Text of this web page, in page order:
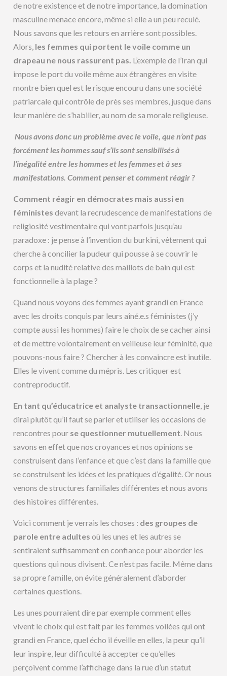
de notre existence et de notre importance, la domination
masculine menace encore, même si elle a un peu reculé.
Nous savons que les retours en arrière sont possibles.
Alors, les femmes qui portent le voile comme un
drapeau ne nous rassurent pas. L’exemple de l’Iran qui
impose le port du voile même aux étrangères en visite
montre bien quel est le risque encouru dans une société
patriarcale qui contrôle de près ses membres, jusque dans
leur manière de s’habiller, au nom de sa morale religieuse.
Nous avons donc un problème avec le voile, que n’ont pas
forcément les hommes sauf s’ils sont sensibilisés à
l’inégalité entre les hommes et les femmes et à ses
manifestations. Comment penser et comment réagir ?
Comment réagir en démocrates mais aussi en
féministes devant la recrudescence de manifestations de
religiosité vestimentaire qui vont parfois jusqu’au
paradoxe : je pense à l’invention du burkini, vêtement qui
cherche à concilier la pudeur qui pousse à se couvrir le
corps et la nudité relative des maillots de bain qui est
fonctionnelle à la plage ?
Quand nous voyons des femmes ayant grandi en France
avec les droits conquis par leurs aîné.e.s féministes (j’y
compte aussi les hommes) faire le choix de se cacher ainsi
et de mettre volontairement en veilleuse leur féminité, que
pouvons-nous faire ? Chercher à les convaincre est inutile.
Elles le vivent comme du mépris. Les critiquer est
contreproductif.
En tant qu’éducatrice et analyste transactionnelle, je
dirai plutôt qu’il faut se parler et utiliser les occasions de
rencontres pour se questionner mutuellement. Nous
savons en effet que nos croyances et nos opinions se
construisent dans l’enfance et que c’est dans la famille que
se construisent les idées et les pratiques d’égalité. Or nous
venons de structures familiales différentes et nous avons
des histoires différentes.
Voici comment je verrais les choses : des groupes de
parole entre adultes où les unes et les autres se
sentiraient suffisamment en confiance pour aborder les
questions qui nous divisent. Ce n’est pas facile. Même dans
sa propre famille, on évite généralement d’aborder
certaines questions.
Les unes pourraient dire par exemple comment elles
vivent le choix qui est fait par les femmes voilées qui ont
grandi en France, quel écho il éveille en elles, la peur qu’il
leur inspire, leur difficulté à accepter ce qu’elles
perçoivent comme l’affichage dans la rue d’un statut